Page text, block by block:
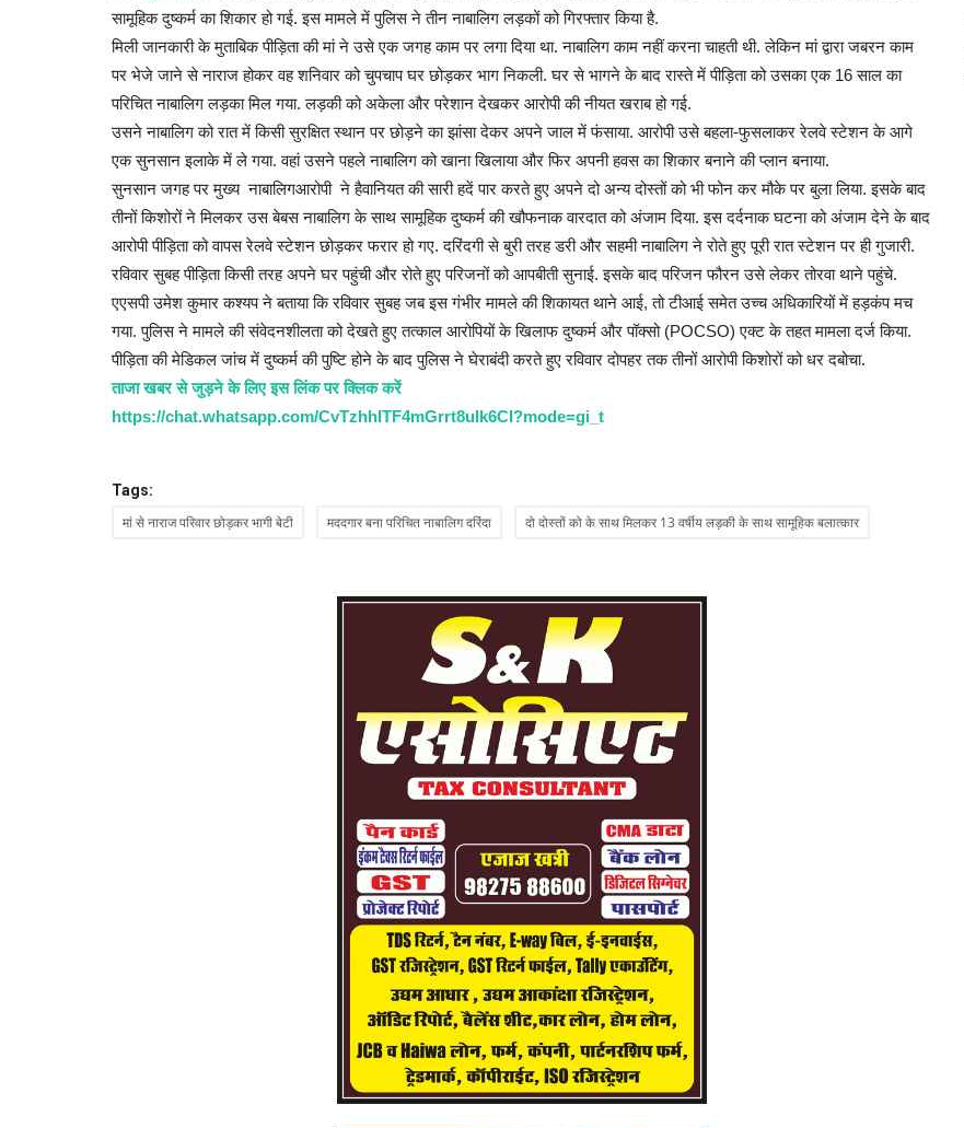
सामूहिक दुष्कर्म का शिकार हो गई. इस मामले में पुलिस ने तीन नाबालिग लड़कों को गिरफ्तार किया है.
मिली जानकारी के मुताबिक पीड़िता की मां ने उसे एक जगह काम पर लगा दिया था. नाबालिग काम नहीं करना चाहती थी. लेकिन मां द्वारा जबरन काम
पर भेजे जाने से नाराज होकर वह शनिवार को चुपचाप घर छोड़कर भाग निकली. घर से भागने के बाद रास्ते में पीड़िता को उसका एक 16 साल का
परिचित नाबालिग लड़का मिल गया. लड़की को अकेला और परेशान देखकर आरोपी की नीयत खराब हो गई.
उसने नाबालिग को रात में किसी सुरक्षित स्थान पर छोड़ने का झांसा देकर अपने जाल में फंसाया. आरोपी उसे बहला-फुसलाकर रेलवे स्टेशन के आगे
एक सुनसान इलाके में ले गया. वहां उसने पहले नाबालिग को खाना खिलाया और फिर अपनी हवस का शिकार बनाने की प्लान बनाया.
सुनसान जगह पर मुख्य नाबालिगआरोपी ने हैवानियत की सारी हदें पार करते हुए अपने दो अन्य दोस्तों को भी फोन कर मौके पर बुला लिया. इसके बाद
तीनों किशोरों ने मिलकर उस बेबस नाबालिग के साथ सामूहिक दुष्कर्म की खौफनाक वारदात को अंजाम दिया. इस दर्दनाक घटना को अंजाम देने के बाद
आरोपी पीड़िता को वापस रेलवे स्टेशन छोड़कर फरार हो गए. दरिंदगी से बुरी तरह डरी और सहमी नाबालिग ने रोते हुए पूरी रात स्टेशन पर ही गुजारी.
रविवार सुबह पीड़िता किसी तरह अपने घर पहुंची और रोते हुए परिजनों को आपबीती सुनाई. इसके बाद परिजन फौरन उसे लेकर तोरवा थाने पहुंचे.
एएसपी उमेश कुमार कश्यप ने बताया कि रविवार सुबह जब इस गंभीर मामले की शिकायत थाने आई, तो टीआई समेत उच्च अधिकारियों में हड़कंप मच
गया. पुलिस ने मामले की संवेदनशीलता को देखते हुए तत्काल आरोपियों के खिलाफ दुष्कर्म और पॉक्सो (POCSO) एक्ट के तहत मामला दर्ज किया.
पीड़िता की मेडिकल जांच में दुष्कर्म की पुष्टि होने के बाद पुलिस ने घेराबंदी करते हुए रविवार दोपहर तक तीनों आरोपी किशोरों को धर दबोचा.
ताजा खबर से जुड़ने के लिए इस लिंक पर क्लिक करें
https://chat.whatsapp.com/CvTzhhITF4mGrrt8ulk6CI?mode=gi_t
Tags:
मां से नाराज परिवार छोड़कर भागी बेटी मददगार बना परिचित नाबालिग दरिंदा दो दोस्तों को के साथ मिलकर 13 वर्षीय लड़की के साथ सामूहिक बलात्कार